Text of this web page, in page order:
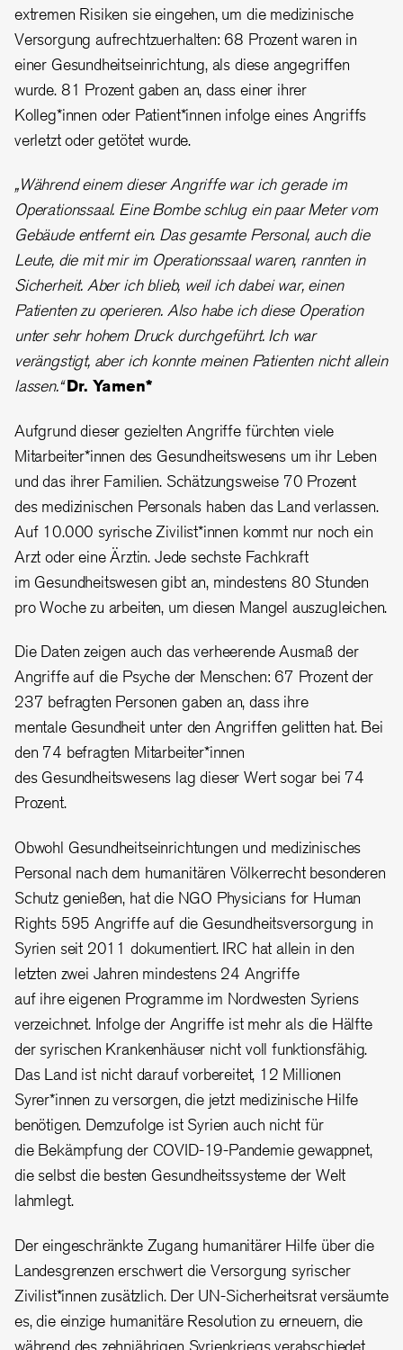
extremen Risiken sie eingehen, um die medizinische
Versorgung aufrechtzuerhalten: 68 Prozent waren in
einer Gesundheitseinrichtung, als diese angegriffen
wurde. 81 Prozent gaben an, dass einer ihrer
Kolleg*innen oder Patient*innen infolge eines Angriffs
verletzt oder getötet wurde.
„Während einem dieser Angriffe war ich gerade im
Operationssaal. Eine Bombe schlug ein paar Meter vom
Gebäude entfernt ein. Das gesamte Personal, auch die
Leute, die mit mir im Operationssaal waren, rannten in
Sicherheit. Aber ich blieb, weil ich dabei war, einen
Patienten zu operieren. Also habe ich diese Operation
unter sehr hohem Druck durchgeführt. Ich war
verängstigt, aber ich konnte meinen Patienten nicht allein
lassen.“ Dr. Yamen*
Aufgrund dieser gezielten Angriffe fürchten viele
Mitarbeiter*innen des Gesundheitswesens um ihr Leben
und das ihrer Familien. Schätzungsweise 70 Prozent
des medizinischen Personals haben das Land verlassen.
Auf 10.000 syrische Zivilist*innen kommt nur noch ein
Arzt oder eine Ärztin. Jede sechste Fachkraft
im Gesundheitswesen gibt an, mindestens 80 Stunden
pro Woche zu arbeiten, um diesen Mangel auszugleichen.
Die Daten zeigen auch das verheerende Ausmaß der
Angriffe auf die Psyche der Menschen: 67 Prozent der
237 befragten Personen gaben an, dass ihre
mentale Gesundheit unter den Angriffen gelitten hat. Bei
den 74 befragten Mitarbeiter*innen
des Gesundheitswesens lag dieser Wert sogar bei 74
Prozent.
Obwohl Gesundheitseinrichtungen und medizinisches
Personal nach dem humanitären Völkerrecht besonderen
Schutz genießen, hat die NGO Physicians for Human
Rights 595 Angriffe auf die Gesundheitsversorgung in
Syrien seit 2011 dokumentiert. IRC hat allein in den
letzten zwei Jahren mindestens 24 Angriffe
auf ihre eigenen Programme im Nordwesten Syriens
verzeichnet. Infolge der Angriffe ist mehr als die Hälfte
der syrischen Krankenhäuser nicht voll funktionsfähig.
Das Land ist nicht darauf vorbereitet, 12 Millionen
Syrer*innen zu versorgen, die jetzt medizinische Hilfe
benötigen. Demzufolge ist Syrien auch nicht für
die Bekämpfung der COVID-19-Pandemie gewappnet,
die selbst die besten Gesundheitssysteme der Welt
lahmlegt.
Der eingeschränkte Zugang humanitärer Hilfe über die
Landesgrenzen erschwert die Versorgung syrischer
Zivilist*innen zusätzlich. Der UN-Sicherheitsrat versäumte
es, die einzige humanitäre Resolution zu erneuern, die
während des zehnjährigen Syrienkriegs verabschiedet